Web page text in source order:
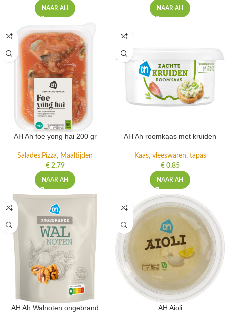
NAAR AH NAAR AH
AH Ah foe yong hai 200 gr
Salades,Pizza, Maaltijden
€2,79
NAAR AH
AH Ah roomkaas met kruiden
Kaas, vleeswaren, tapas
€0,85
NAAR AH
AH Ah Walnoten ongebrand AH Aioli